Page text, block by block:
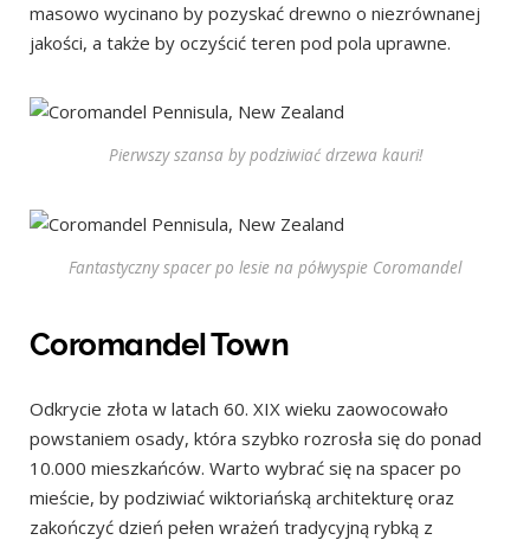
masowo wycinano by pozyskać drewno o niezrównanej
jakości, a także by oczyścić teren pod pola uprawne.
Pierwszy szansa by podziwiać drzewa kauri!
Fantastyczny spacer po lesie na półwyspie Coromandel
Coromandel Town
Odkrycie złota w latach 60. XIX wieku zaowocowało
powstaniem osady, która szybko rozrosła się do ponad
10.000 mieszkańców. Warto wybrać się na spacer po
mieście, by podziwiać wiktoriańską architekturę oraz
zakończyć dzień pełen wrażeń tradycyjną rybką z